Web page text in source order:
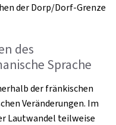
der Dorp/Dorf-Grenze
des
Sprache
der fränkischen
Veränderungen. Im
Lautwandel teilweise